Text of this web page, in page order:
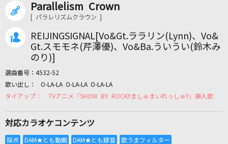
カラオケ検索
カラオケ店舗検索
全国りれき
リアルタイムで歌われている曲の一覧
Parallelism Crown
[ パラレリズムクラウン ]
REIJINGSIGNAL[Vo&Gt.ララリン(Lynn)、Vo&
Gt.スモモネ(芹澤優)、Vo&Ba.ういうい(鈴木み
のり)]
選曲番号： 4532-52
O-LA-LA O-LA-LA O-LA-LA
TVアニメ「SHOW BY ROCK!!ましゅまいれっしゅ!!」挿入歌
対応カラオケコンテンツ